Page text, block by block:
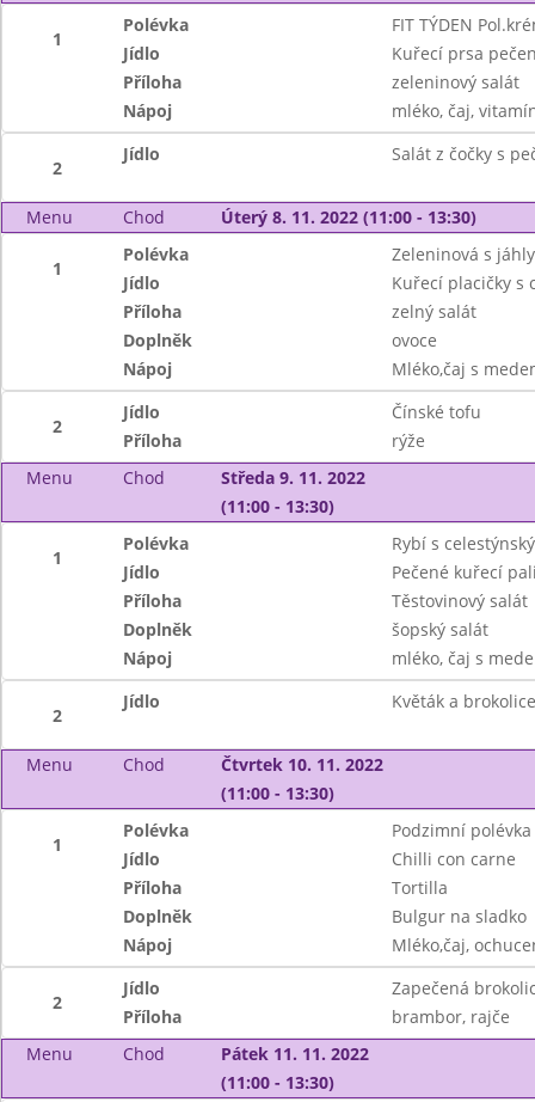
1
Polévka
FIT TÝDEN
Jídlo
Kuřecí prsa
Příloha
zeleninový salát
Nápoj
mléko, čaj,
2
Jídlo Salát z čočky s
Menu Chod Úterý 8. 11. 2022 (11:00 - 13:30)
1
Polévka
Zeleninová s jáhly
Jídlo
Kuřecí placičky s
Příloha
zelný salát
Doplněk
ovoce
Nápoj
Mléko,čaj s
2
Jídlo
Čínské tofu
Příloha
rýže
Menu
Chod
Středa 9. 11. 2022
(11:00 - 13:30)
1
Polévka
Rybí s
Jídlo
Pečené kuřecí
Příloha
Těstovinový salát
Doplněk
šopský salát
Nápoj
mléko, čaj s
2
Jídlo Květák a
Menu Chod
Čtvrtek 10. 11. 2022
(11:00 - 13:30)
1
Polévka
Podzimní polévka
Jídlo
Chilli con carne
Příloha
Tortilla
Doplněk
Bulgur na sladko
Nápoj
Mléko,čaj,
2
Jídlo
Zapečená
Příloha
brambor, rajče
Menu
Chod
Pátek 11. 11. 2022
(11:00 - 13:30)